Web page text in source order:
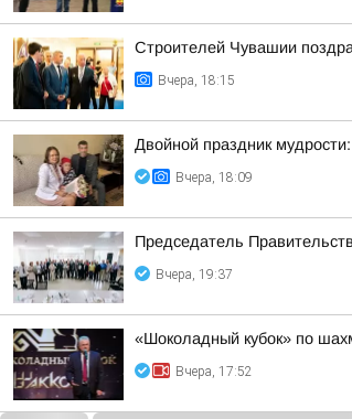
Строителей Чувашии
Вчера, 18:15
Двойной праздник
Вчера, 18:09
Председатель
Вчера, 19:37
«Шоколадный кубок» по
Вчера, 17:52